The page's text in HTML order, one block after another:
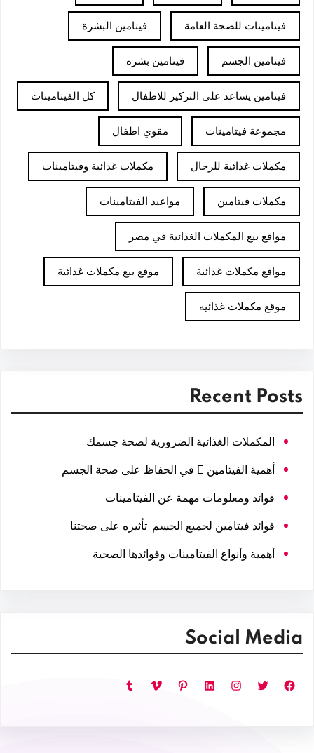
فيتامينات للصحة العامة فيتامين البشرة
فيتامين الجسم فيتامين بشره
فيتامين يساعد على التركيز للاطفال كل الفيتامينات
مجموعة فيتامينات مقوي اطفال
مكملات غذائية للرجال مكملات غذائية وفيتامينات
مكملات فيتامين مواعيد الفيتامينات
مواقع بيع المكملات الغذائية في مصر
مواقع مكملات غذائية موقع بيع مكملات غذائية
موقع مكملات غذائيه
Recent Posts
المكملات الغذائية الضرورية لصحة جسمك
أهمية الفيتامين E في الحفاظ على صحة الجسم
فوائد ومعلومات مهمة عن الفيتامينات
فوائد فيتامين لجميع الجسم: تأثيره على صحتنا
أهمية وأنواع الفيتامينات وفوائدها الصحية
Social Media
فيسبوك تويتر إنستجرام لينكد إن بينتريست فيميو تمبلر